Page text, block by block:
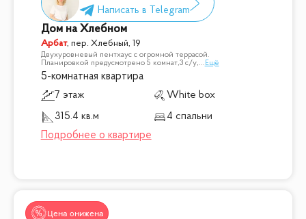
Дом на Хлебном
Арбат, пер. Хлебный, 19
Двухуровневый пентхаус с огромной террасой.
Планировкой предусмотрено 5 комнат,3 с/у,... Ещё
5-комнатная квартира
7 этаж
White box
315.4 кв.м
4 спальни
Цена снижена